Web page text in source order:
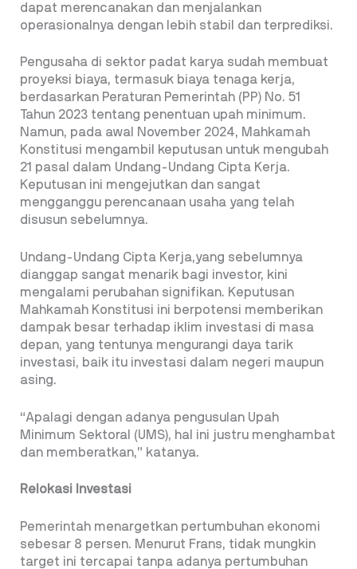
dapat merencanakan dan menjalankan
operasionalnya dengan lebih stabil dan terprediksi.
Pengusaha di sektor padat karya sudah membuat
proyeksi biaya, termasuk biaya tenaga kerja,
berdasarkan Peraturan Pemerintah (PP) No. 51
Tahun 2023 tentang penentuan upah minimum.
Namun, pada awal November 2024, Mahkamah
Konstitusi mengambil keputusan untuk mengubah
21 pasal dalam Undang-Undang Cipta Kerja.
Keputusan ini mengejutkan dan sangat
mengganggu perencanaan usaha yang telah
disusun sebelumnya.
Undang-Undang Cipta Kerja,yang sebelumnya
dianggap sangat menarik bagi investor, kini
mengalami perubahan signifikan. Keputusan
Mahkamah Konstitusi ini berpotensi memberikan
dampak besar terhadap iklim investasi di masa
depan, yang tentunya mengurangi daya tarik
investasi, baik itu investasi dalam negeri maupun
asing.
“Apalagi dengan adanya pengusulan Upah
Minimum Sektoral (UMS), hal ini justru menghambat
dan memberatkan,” katanya.
Relokasi Investasi
Pemerintah menargetkan pertumbuhan ekonomi
sebesar 8 persen. Menurut Frans, tidak mungkin
target ini tercapai tanpa adanya pertumbuhan